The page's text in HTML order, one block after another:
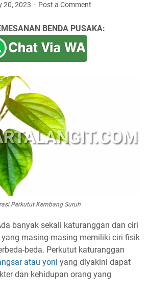
20, 2023 Post a Comment
BENDA PUSAKA:
Perkutut Kembang Suruh
banyak sekali katuranggan dan ciri
masing-masing memiliki ciri fisik
beda. Perkutut katuranggan
atau yoni yang diyakini dapat
dan kehidupan orang yang